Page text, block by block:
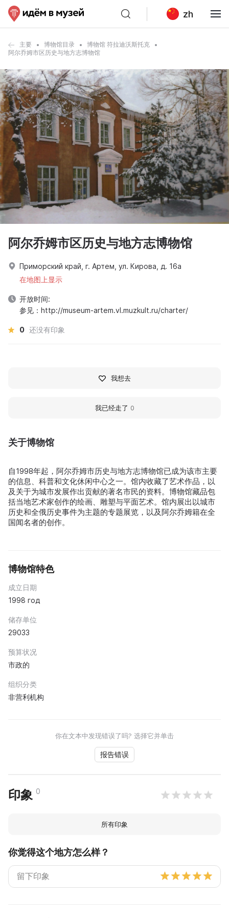
zh
主要 博物馆目录
博物馆 符拉迪沃斯托克
阿尔乔姆市区历史与地方志博物馆
关于博物馆
自1998年起，阿尔乔姆市历史与地方志博物馆已成为该市主要
的信息、科普和文化休闲中心之一。馆内收藏了艺术作品，以
及关于为城市发展作出贡献的著名市民的资料。博物馆藏品包
括当地艺术家创作的绘画、雕塑与平面艺术。馆内展出以城市
历史和全俄历史事件为主题的专题展览，以及阿尔乔姆籍在全
国闻名者的创作。
博物馆特色
成立日期
1998 год
储存单位
29033
预算状况
市政的
组织分类
非营利机构
你在文本中发现错误了吗? 选择它并单击
报告错误
印象 0
所有印象
你觉得这个地方怎么样？
阿尔乔姆市区历史与地方志博物馆
Приморский край, г. Артем, ул. Кирова, д. 16а
在地图上显示
开放时间:
参见：http://museum-artem.vl.muzkult.ru/charter/
0 还没有印象
我想去
我已经走了 0